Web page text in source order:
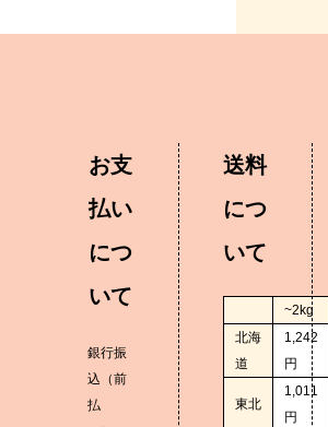
お支
払い
につ
いて
銀行振
込（前
払
送料
につ
いて
~2kg
北海
道
1,242
円
東北
1,011
円